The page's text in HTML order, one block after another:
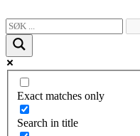
to
content
Exact matches only
Search in title